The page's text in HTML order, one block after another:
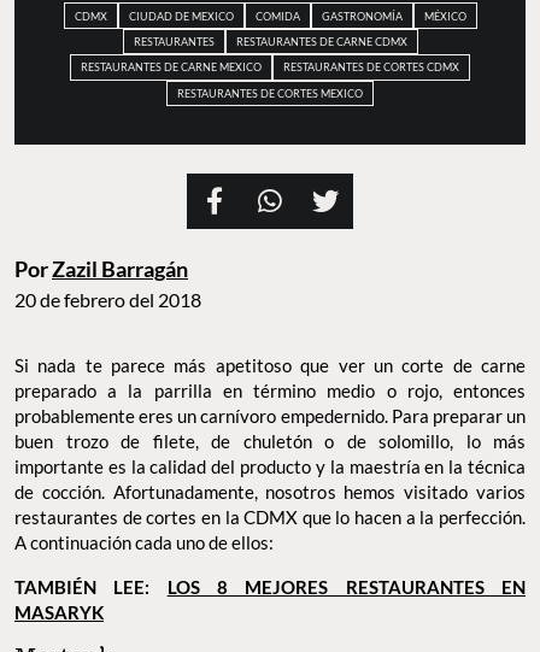
CDMX CIUDAD DE MEXICO COMIDA GASTRONOMÍA
MÉXICO
RESTAURANTES
RESTAURANTES DE CARNE CDMX
RESTAURANTES DE CARNE MEXICO
RESTAURANTES DE CORTES CDMX
RESTAURANTES DE CORTES MEXICO
PorZazil Barragán
20 de febrero del 2018
Si nada te parece más apetitoso que ver un corte de carne
preparado a la parrilla en término medio o rojo, entonces
probablemente eres un carnívoro empedernido. Para preparar un
buen trozo de filete, de chuletón o de solomillo, lo más
importante es la calidad del producto y la maestría en la técnica
de cocción. Afortunadamente, nosotros hemos visitado varios
restaurantes de cortes en la CDMX que lo hacen a la perfección.
A continuación cada uno de ellos:
TAMBIÉN LEE: LOS 8 MEJORES RESTAURANTES EN
MASARYK